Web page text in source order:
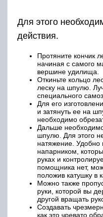
Для этого
действия.
Протяните кончик
начиная с самого
вершине удилища.
Откиньте кольцо
леску на шпулю.
специального
Для его
и затянуть ее на
необходимо
Дальше
шпулю. Для этого
натяжение. Удобно
напарником,
руках и
помощника нет,
положив катушку в
Можно также
руки, которой вы
другой вращать
Создавать
как это чревато